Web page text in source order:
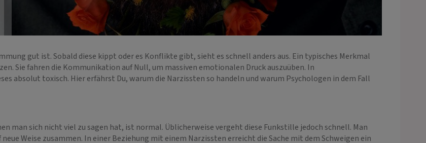
gut ist. Sobald diese kippt oder es Konflikte gibt, sieht es schnell anders aus. Ein typisches Merkmal
Sie fahren die Kommunikation auf Null, um massiven emotionalen Druck auszuüben. In
absolut toxisch. Hier erfährst Du, warum die Narzissten so handeln und warum Psychologen in dem Fall
man sich nicht viel zu sagen hat, ist normal. Üblicherweise vergeht diese Funkstille jedoch schnell. Man
Weise zusammen. In einer Beziehung mit einem Narzissten erreicht die Sache mit dem Schweigen ein